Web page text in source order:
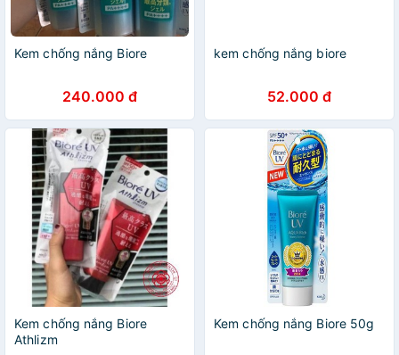
Kem chống nắng Biore
240.000 đ
kem chống nắng biore
52.000 đ
Kem chống nắng Biore
Athlizm
Kem chống nắng Biore 50g